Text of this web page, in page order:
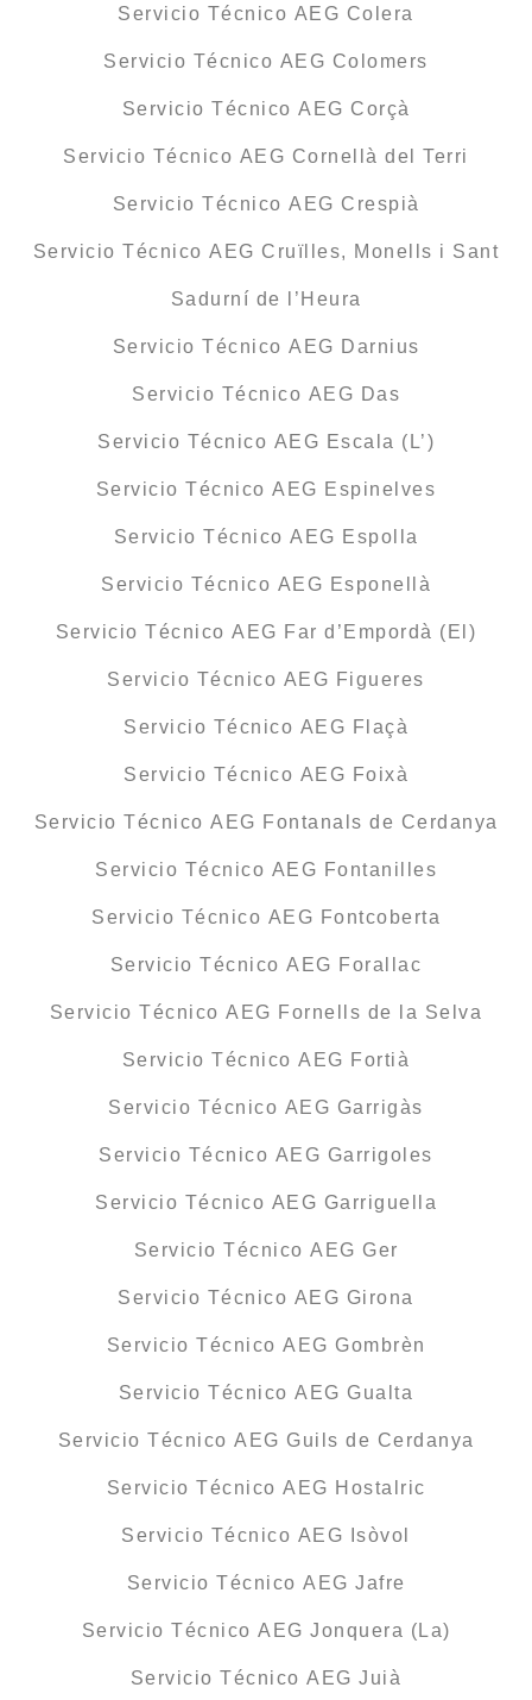
Servicio Técnico AEG Colera
Servicio Técnico AEG Colomers
Servicio Técnico AEG Corçà
Servicio Técnico AEG Cornellà del Terri
Servicio Técnico AEG Crespià
Servicio Técnico AEG Cruïlles, Monells i Sant
Sadurní de l’Heura
Servicio Técnico AEG Darnius
Servicio Técnico AEG Das
Servicio Técnico AEG Escala (L’)
Servicio Técnico AEG Espinelves
Servicio Técnico AEG Espolla
Servicio Técnico AEG Esponellà
Servicio Técnico AEG Far d’Empordà (El)
Servicio Técnico AEG Figueres
Servicio Técnico AEG Flaçà
Servicio Técnico AEG Foixà
Servicio Técnico AEG Fontanals de Cerdanya
Servicio Técnico AEG Fontanilles
Servicio Técnico AEG Fontcoberta
Servicio Técnico AEG Forallac
Servicio Técnico AEG Fornells de la Selva
Servicio Técnico AEG Fortià
Servicio Técnico AEG Garrigàs
Servicio Técnico AEG Garrigoles
Servicio Técnico AEG Garriguella
Servicio Técnico AEG Ger
Servicio Técnico AEG Girona
Servicio Técnico AEG Gombrèn
Servicio Técnico AEG Gualta
Servicio Técnico AEG Guils de Cerdanya
Servicio Técnico AEG Hostalric
Servicio Técnico AEG Isòvol
Servicio Técnico AEG Jafre
Servicio Técnico AEG Jonquera (La)
Servicio Técnico AEG Juià